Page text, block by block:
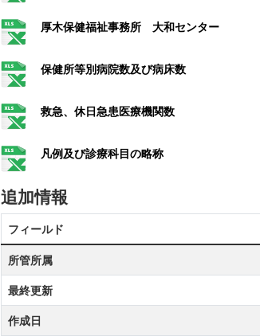
厚木保健福祉事務所 大和センター
保健所等別病院数及び病床数
救急、休日急患医療機関数
凡例及び診療科目の略称
追加情報
フィールド
所管所属
最終更新
作成日